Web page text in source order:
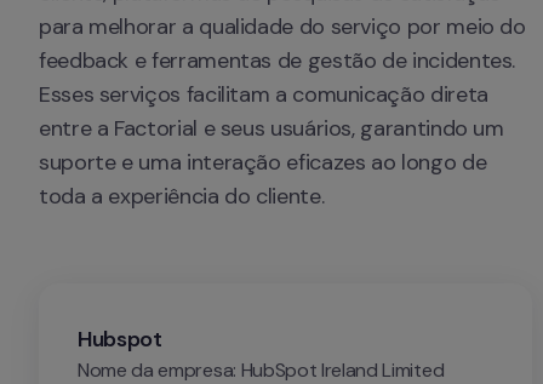
para melhorar a qualidade do serviço por meio do
feedback e ferramentas de gestão de incidentes.
Esses serviços facilitam a comunicação direta
entre a Factorial e seus usuários, garantindo um
suporte e uma interação eficazes ao longo de
toda a experiência do cliente.
Hubspot
Nome da empresa: HubSpot Ireland Limited